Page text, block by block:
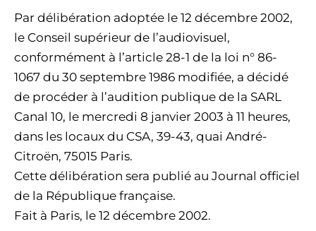
Par délibération adoptée le 12 décembre 2002,
le Conseil supérieur de l’audiovisuel,
conformément à l’article 28-1 de la loi n° 86-
1067 du 30 septembre 1986 modifiée, a décidé
de procéder à l’audition publique de la SARL
Canal 10, le mercredi 8 janvier 2003 à 11 heures,
dans les locaux du CSA, 39-43, quai André-
Citroën, 75015 Paris.
Cette délibération sera publié au Journal officiel
de la République française.
Fait à Paris, le 12 décembre 2002.